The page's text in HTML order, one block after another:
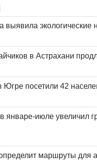
выявила
в Астрахани
посетили 42
январе-июле увеличил
маршруты для